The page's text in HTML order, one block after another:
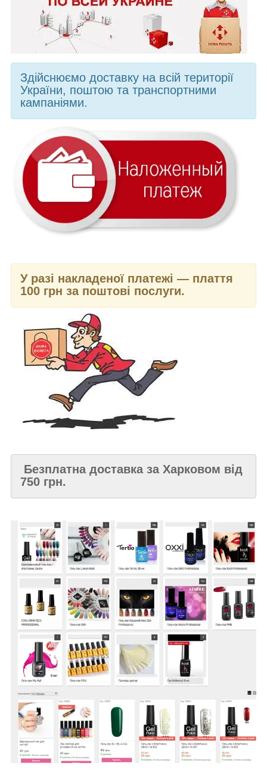
Здійснюємо доставку на всій території
України, поштою та транспортними
кампаніями.
У разі накладеної платежі — плаття
100 грн за поштові послуги.
Безплатна доставка за Харковом від
750 грн.